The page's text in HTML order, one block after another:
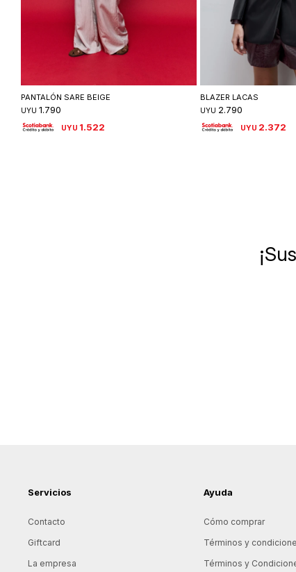
PANTALÓN SARE BEIGE
UYU 1.790
UYU 1.522
BLAZER LACAS
UYU 2.790
UYU 2.372
Servicios
Contacto
Giftcard
La empresa
Ayuda
Cómo comprar
Términos y
Términos y